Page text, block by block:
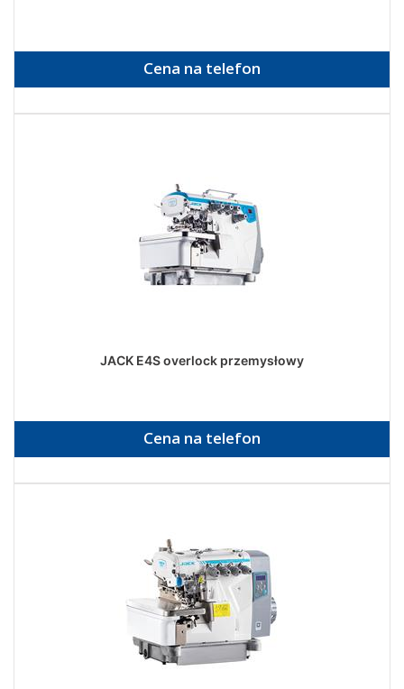
Cena na telefon
JACK E4S overlock przemysłowy
Cena na telefon